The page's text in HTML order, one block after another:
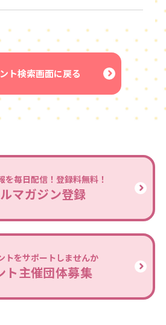
ト検索画面に戻る
を毎日配信！登録料無料！
マガジン登録
トをサポートしませんか
ト主催団体募集